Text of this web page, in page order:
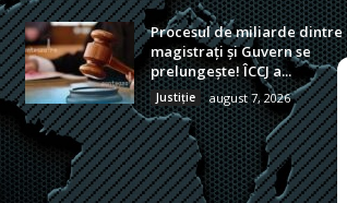
Procesul de miliarde dintre
magistrați și Guvern se
prelungește! ÎCCJ a...
Justiție august 7, 2026